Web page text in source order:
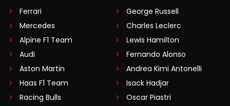
Ferrari
Mercedes
Alpine F1 Team
Audi
Aston Martin
Haas F1 Team
Racing Bulls
George Russell
Charles Leclerc
Lewis Hamilton
Fernando Alonso
Andrea Kimi Antonelli
Isack Hadjar
Oscar Piastri